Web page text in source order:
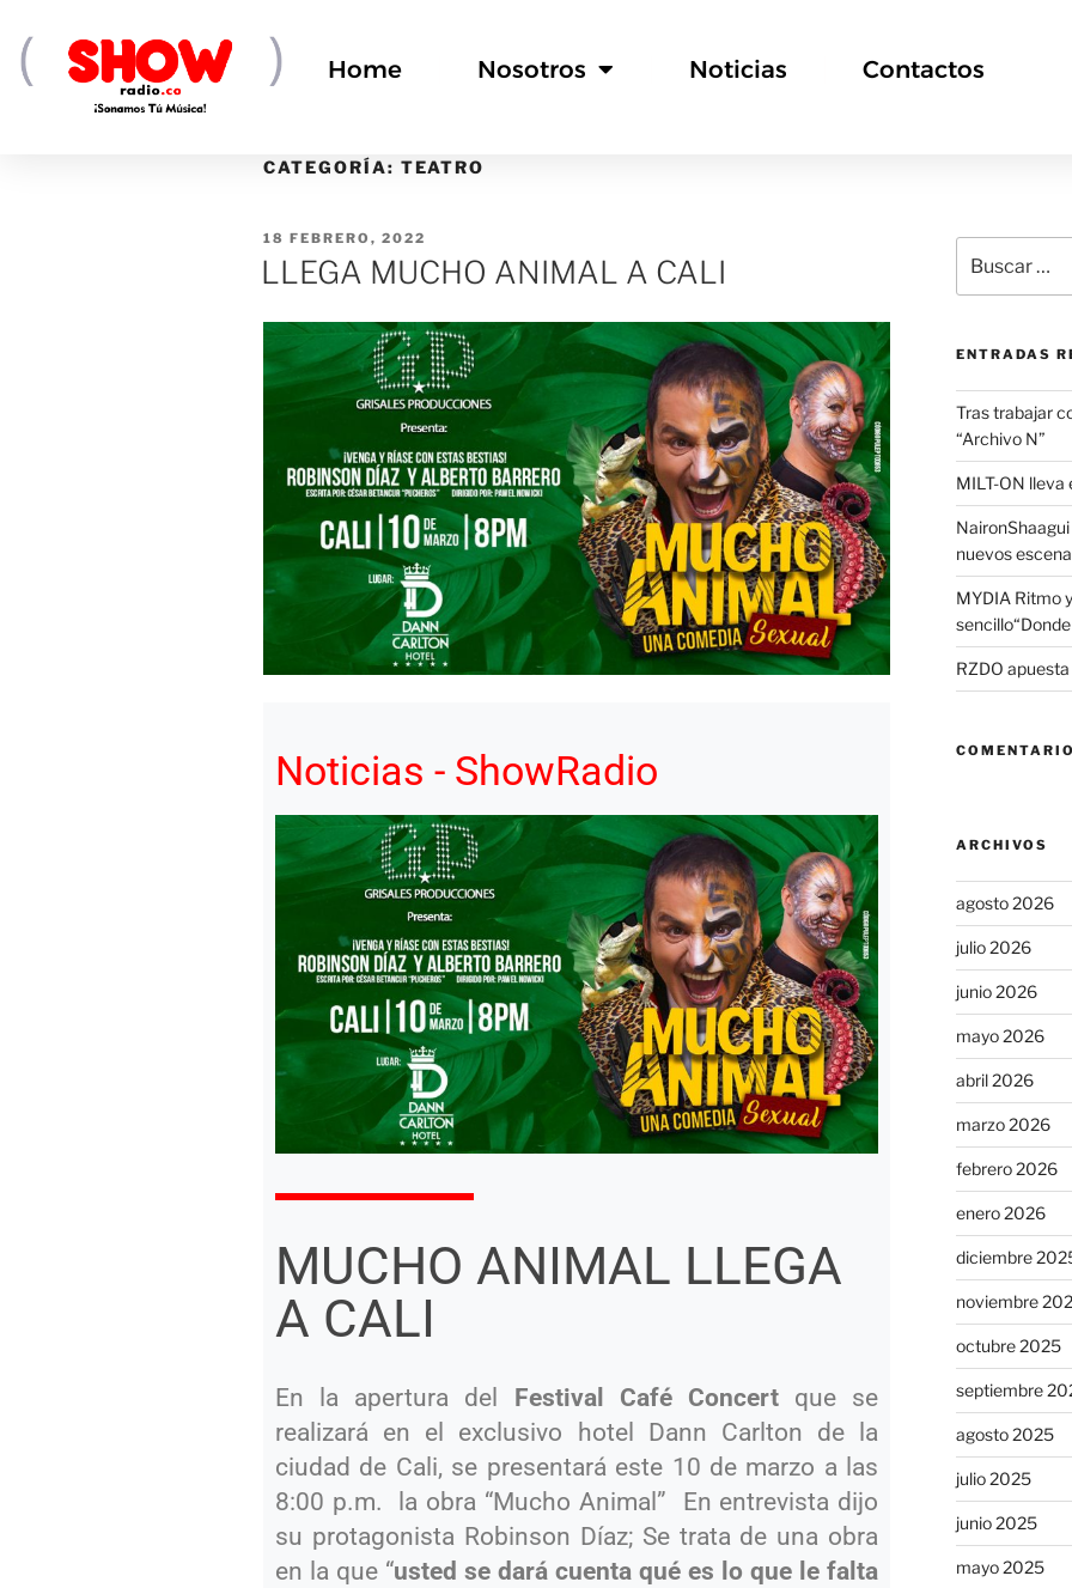
Home Nosotros Noticias Contactos
CATEGORÍA: TEATRO
18 FEBRERO, 2022
LLEGA MUCHO ANIMAL A CALI
Noticias - ShowRadio
MUCHO ANIMAL LLEGA
A CALI
En la apertura del Festival Café Concertque se
realizará en el exclusivo hotel Dann Carlton de la
ciudad de Cali, se presentará este 10 de marzo a las
8:00 p.m. la obra “Mucho Animal” En entrevista dijo
su protagonista Robinson Díaz; Se trata de una obra
en la que “usted se dará cuenta qué es lo que le falta
ENTRADAS
Tras trabajar
“Archivo N”
MILT-ON lleva
nuevos
MYDIA Ritmo
sencillo“Donde
RZDO
ARCHIVOS
agosto 2026
julio 2026
junio 2026
mayo 2026
abril 2026
marzo 2026
febrero 2026
enero 2026
diciembre
noviembre
octubre 2025
septiembre
agosto 2025
julio 2025
junio 2025
mayo 2025